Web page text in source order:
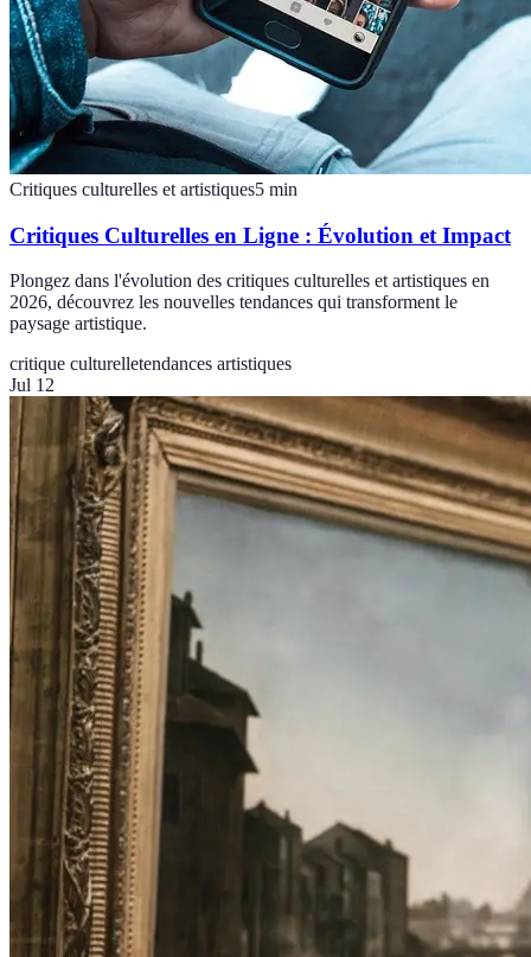
Critiques culturelles et artistiques5 min
Critiques Culturelles en Ligne : Évolution et Impact
Plongez dans l'évolution des critiques culturelles et artistiques en
2026, découvrez les nouvelles tendances qui transforment le
paysage artistique.
critique culturelletendances artistiques
Jul 12